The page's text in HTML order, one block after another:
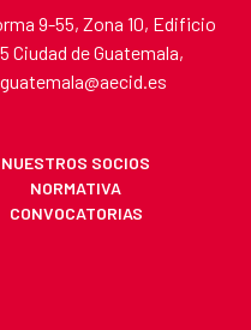
9-55, Zona 10, Edificio
Ciudad de Guatemala,
NUESTROS SOCIOS
NORMATIVA
CONVOCATORIAS